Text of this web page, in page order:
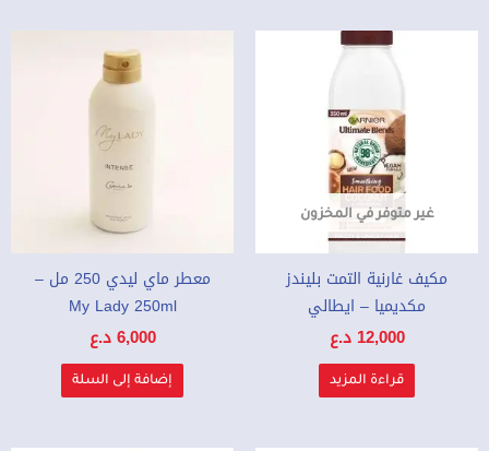
غير متوفر في المخزون
مكيف غارنية التمت بليندز
مكديميا – ايطالي
12,000 د.ع
قراءة المزيد
معطر ماي ليدي 250 مل –
My Lady 250ml
6,000د.ع
إضافة إلى السلة